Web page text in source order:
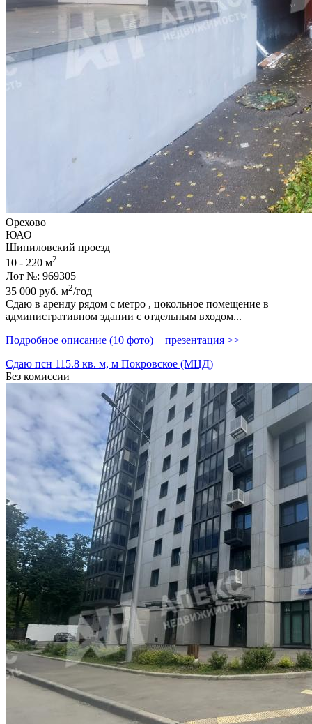
Орехово
ЮАО
Шипиловский проезд
10 - 220 м2
Лот №: 969305
35 000 руб. м2/год
Сдаю в аренду рядом с метро ,­ цокольное помещение в
административном здании с отдельным входом...
Подробное описание (10 фото) + презентация >>
Сдаю псн 115.8 кв. м, м Покровское (МЦД)
Без комиссии